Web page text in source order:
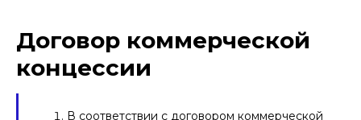
Договор коммерческой
концессии
В соответствии с договором коммерческой